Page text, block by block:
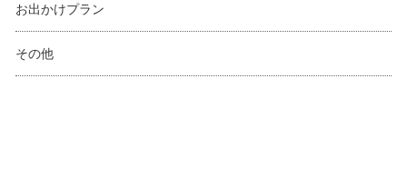
お出かけプラン
その他